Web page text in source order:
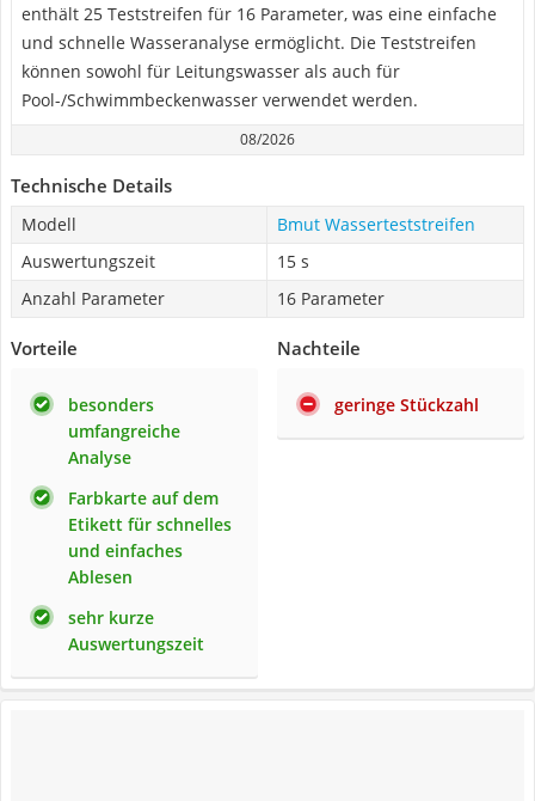
enthält 25 Teststreifen für 16 Parameter, was eine einfache
und schnelle Wasseranalyse ermöglicht. Die Teststreifen
können sowohl für Leitungswasser als auch für
Pool-/Schwimmbeckenwasser verwendet werden.
08/2026
Technische Details
Modell
Bmut Wasserteststreifen
Auswertungszeit
15 s
Anzahl Parameter
16 Parameter
Vorteile
besonders
umfangreiche
Analyse
Farbkarte auf dem
Etikett für schnelles
und einfaches
Ablesen
sehr kurze
Auswertungszeit
Nachteile
geringe Stückzahl